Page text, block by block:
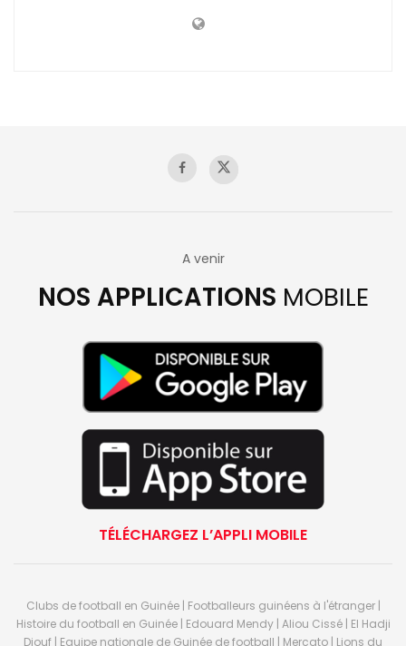
A venir
NOS APPLICATIONS MOBILE
TÉLÉCHARGEZ L’APPLI MOBILE
Clubs de football en Guinée | Footballeurs guinéens à l'étranger |
Histoire du football en Guinée | Edouard Mendy | Aliou Cissé | El Hadji
Diouf | Equipe nationale de Guinée de football | Mercato | Lions du